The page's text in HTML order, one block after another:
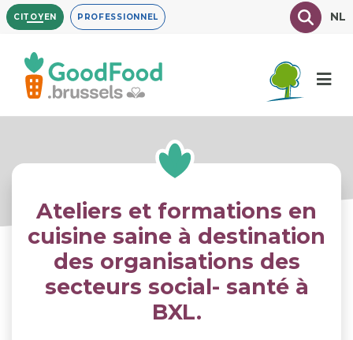
Aller
au
contenu
principal
CITOYEN PROFESSIONNEL TexteNL
Ateliers et formations en
cuisine saine à destination
des organisations des
secteurs social- santé à
BXL.